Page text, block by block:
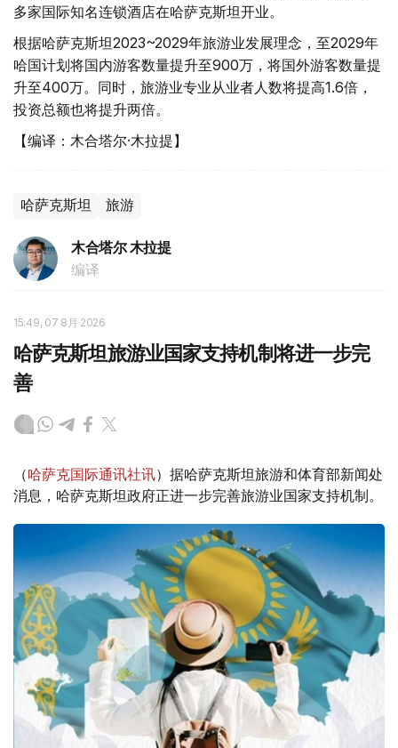
多家国际知名连锁酒店在哈萨克斯坦开业。
根据哈萨克斯坦2023~2029年旅游业发展理念，至2029年
哈国计划将国内游客数量提升至900万，将国外游客数量提
升至400万。同时，旅游业专业从业者人数将提高1.6倍，
投资总额也将提升两倍。
【编译：木合塔尔·木拉提】
哈萨克斯坦 旅游
木合塔尔 木拉提
编译
15:49, 07 8月 2026
哈萨克斯坦旅游业国家支持机制将进一步完
善
（哈萨克国际通讯社讯）据哈萨克斯坦旅游和体育部新闻处
消息，哈萨克斯坦政府正进一步完善旅游业国家支持机制。